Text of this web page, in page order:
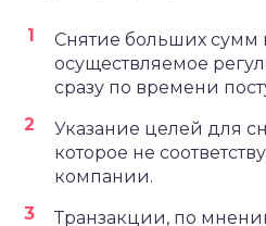
Снятие больших
осуществляемое
сразу по времени
Указание целей для
которое не
компании.
Транзакции, по